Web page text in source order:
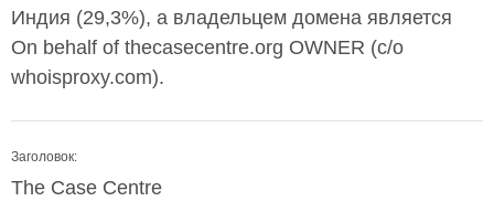
Индия (29,3%), а владельцем домена является
On behalf of thecasecentre.org OWNER (c/o
whoisproxy.com).
Заголовок:
The Case Centre